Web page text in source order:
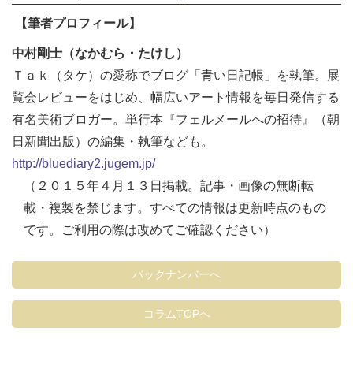
【筆者プロフィール】
中村剛士（なかむら・たけし）
Ｔａｋ（タケ）の愛称でブログ「青い日記帳」を執筆。展
覧会レビューをはじめ、幅広いアート情報を毎日発信する
有名美術ブロガー。単行本『フェルメールへの招待』（朝
日新聞出版）の編集・執筆なども。
http://bluediary2.jugem.jp/
（２０１５年４月１３日掲載。記事・画像の無断転
載・複製を禁じます。すべての情報は更新時点のもの
です。ご利用の際は改めてご確認ください）
バックナンバーへ
コラムTOPへ